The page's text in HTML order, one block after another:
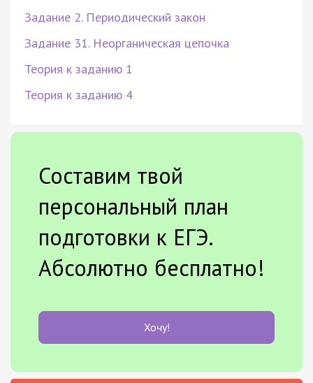
Задание 2. Периодический закон
Задание 31. Неорганическая цепочка
Теория к заданию 1
Теория к заданию 4
Составим твой
персональный план
подготовки к ЕГЭ.
Абсолютно бесплатно!
Хочу!